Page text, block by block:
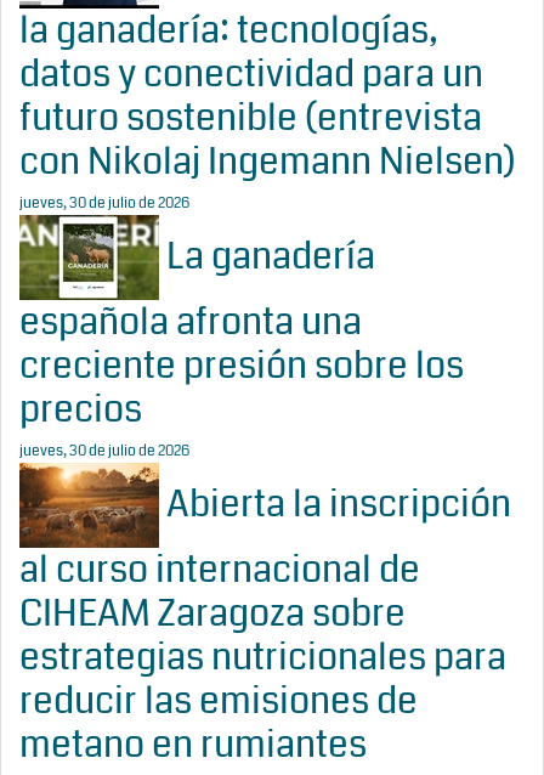
la ganadería: tecnologías,
datos y conectividad para un
futuro sostenible (entrevista
con Nikolaj Ingemann Nielsen)
jueves, 30 de julio de 2026
La ganadería
española afronta una
creciente presión sobre los
precios
jueves, 30 de julio de 2026
Abierta la inscripción
al curso internacional de
CIHEAM Zaragoza sobre
estrategias nutricionales para
reducir las emisiones de
metano en rumiantes